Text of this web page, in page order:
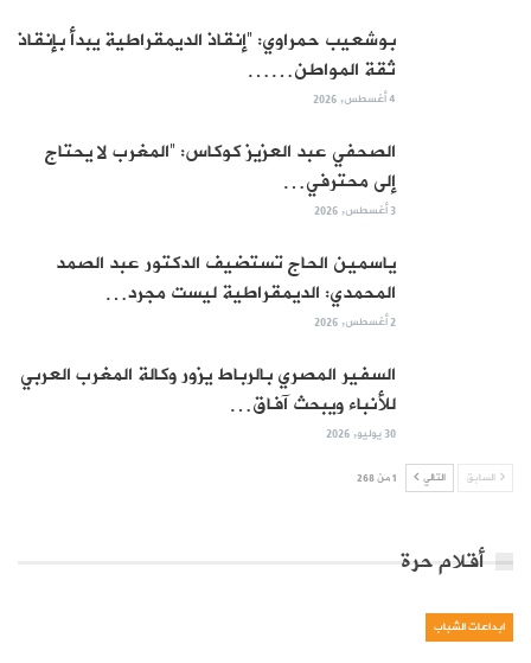
بوشعيب حمراوي: “إنقاذ الديمقراطية يبدأ بإنقاذ
ثقة المواطن……
4 أغسطس, 2026
الصحفي عبد العزيز كوكاس: “المغرب لا يحتاج
إلى محترفي…
3 أغسطس, 2026
ياسمين الحاج تستضيف الدكتور عبد الصمد
المحمدي: الديمقراطية ليست مجرد…
2 أغسطس, 2026
السفير المصري بالرباط يزور وكالة المغرب العربي
للأنباء ويبحث آفاق…
30 يوليو, 2026
السابق التالي 1 من 268
أقلام حرة
ابداعات الشباب